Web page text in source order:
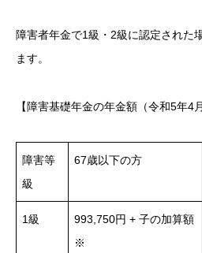
障害者年金で1級・2級に認定された
ます。
【障害基礎年金の年金額（令和5年4
障害等
級
67歳以下の方
1級
993,750円 + 子の加算額
※